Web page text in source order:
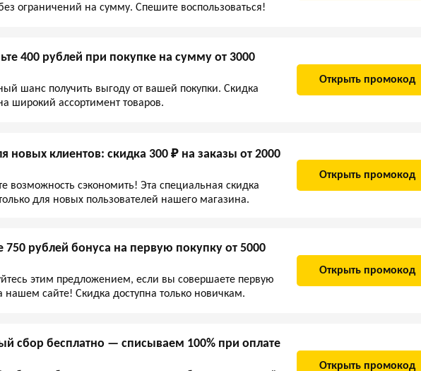
ограничений на сумму. Спешите воспользоваться!
400 рублей при покупке на сумму от 3000
шанс получить выгоду от вашей покупки. Скидка
широкий ассортимент товаров.
Открыть промокод
новых клиентов: скидка 300 ₽ на заказы от 2000
возможность сэкономить! Эта специальная скидка
для новых пользователей нашего магазина.
Открыть промокод
750 рублей бонуса на первую покупку от 5000
этим предложением, если вы совершаете первую
нашем сайте! Скидка доступна только новичкам.
Открыть промокод
сбор бесплатно — списываем 100% при оплате
Открыть промокод